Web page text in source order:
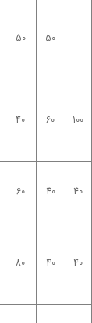
50
50
100
60
40
40
40
60
40
40
80